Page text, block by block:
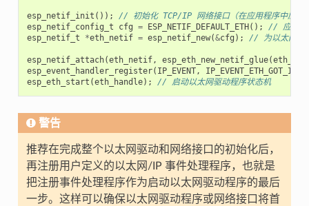
esp_netif_init ());
// 初始化 TCP/IP 网络接口（在应用程序中应仅
esp_netif_config_t
cfg = ESP_NETIF_DEFAULT_ETH ();
// 应用以
esp_netif_t
*eth_netif = esp_netif_new(&cfg ); // 为以太网驱
esp_netif_attach(eth_netif, esp_eth_new_netif_glue(
esp_event_handler_register( IP_EVENT, IP_EVENT_ETH_GOT_IP
esp_eth_start (eth_handle); // 启动以太网驱动程序状态机
警告
推荐在完成整个以太网驱动和网络接口的初始化后，
再注册用户定义的以太网/IP 事件处理程序，也就是
把注册事件处理程序作为启动以太网驱动程序的最后
一步。这样可以确保以太网驱动程序或网络接口将首